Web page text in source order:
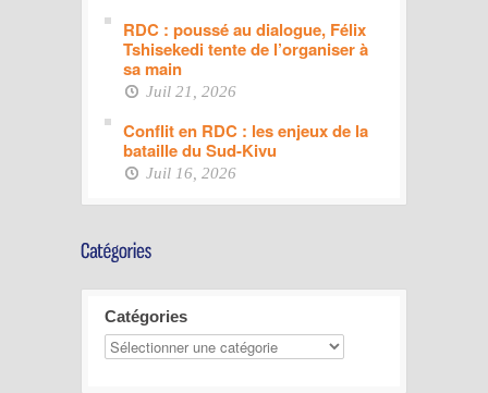
RDC : poussé au dialogue, Félix
Tshisekedi tente de l’organiser à
sa main
Juil 21, 2026
Conflit en RDC : les enjeux de la
bataille du Sud-Kivu
Juil 16, 2026
Catégories